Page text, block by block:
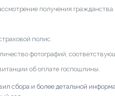
получения гражданства.
полис.
фотографий,
об оплате госпошлины.
сбора и более детальной